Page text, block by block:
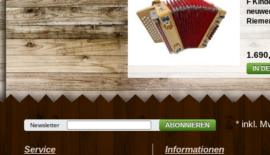
F
IN
Newsletter ABONNIEREN * inkl.
Service Informationen